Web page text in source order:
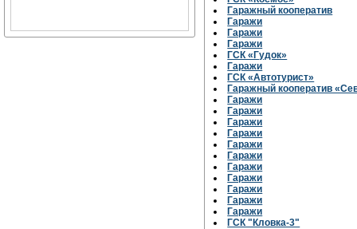
Гаражный кооператив
Гаражи
Гаражи
Гаражи
ГСК «Гудок»
Гаражи
ГСК «Автотурист»
Гаражный кооператив
Гаражи
Гаражи
Гаражи
Гаражи
Гаражи
Гаражи
Гаражи
Гаражи
Гаражи
Гаражи
Гаражи
ГСК "Кловка-3"